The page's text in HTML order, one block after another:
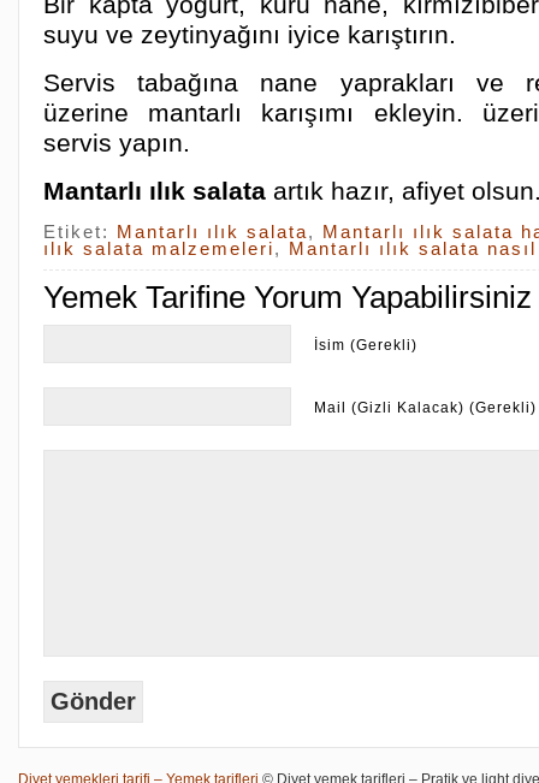
suyu ve zeytinyağını iyice karıştırın.
Servis tabağına nane yaprakları ve
üzerine mantarlı karışımı ekleyin.
servis yapın.
Mantarlı ılık salata artık hazır, afiyet
Etiket: Mantarlı ılık salata,
Mantarlı ılık salata
ılık salata malzemeleri, Mantarlı ılık salata
Yemek Tarifine Yorum Yapabilirsiniz
İsim (Gerekli)
Mail (Gizli Kalacak) (Gerekli)
Diyet yemekleri tarifi – Yemek tarifleri © Diyet yemek tarifleri – Pratik ve light